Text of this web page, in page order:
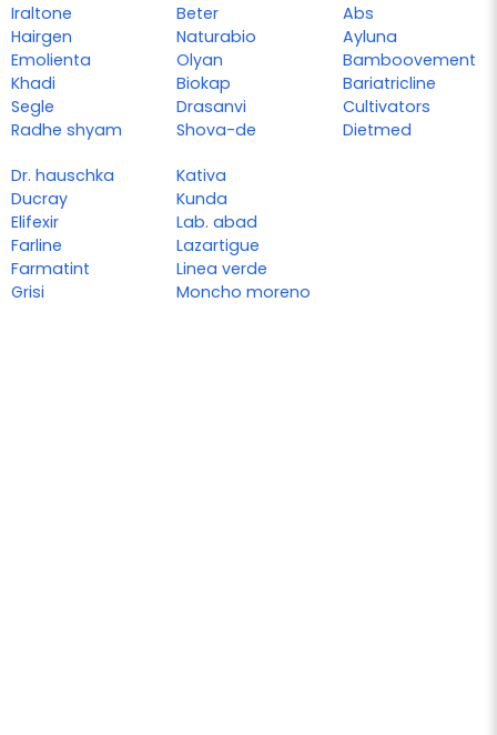
Iraltone
Hairgen
Emolienta
Khadi
Segle
Radhe shyam
Beter
Naturabio
Olyan
Biokap
Drasanvi
Shova-de
Abs
Ayluna
Bamboovement
Bariatricline
Cultivators
Dietmed
Dr. hauschka
Ducray
Elifexir
Farline
Farmatint
Grisi
Kativa
Kunda
Lab. abad
Lazartigue
Linea verde
Moncho moreno